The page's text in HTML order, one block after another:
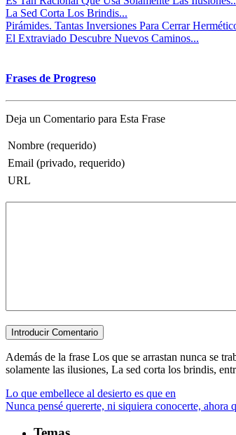
La Sed Corta Los Brindis...
Pirámides. Tantas Inversiones Para Cerrar
El Extraviado Descubre Nuevos Caminos...
Frases de Progreso
Deja un Comentario para Esta Frase
Nombre (requerido)
Email (privado, requerido)
URL
Además de la frase Los que se arrastan nunca se
solamente las ilusiones, La sed corta los brindis,
Lo que embellece al desierto es que en
Nunca pensé quererte, ni siquiera conocerte, ahora